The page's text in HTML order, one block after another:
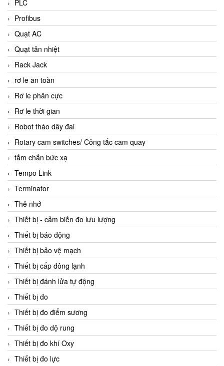
PLC
Profibus
Quạt AC
Quạt tản nhiệt
Rack Jack
rơ le an toàn
Rơ le phân cực
Rơ le thời gian
Robot tháo dây đai
Rotary cam switches/ Công tắc cam quay
tấm chắn bức xạ
Tempo Link
Terminator
Thẻ nhớ
Thiết bị - cảm biến đo lưu lượng
Thiết bị báo động
Thiết bị bảo vệ mạch
Thiết bị cấp đông lạnh
Thiết bị đánh lửa tự động
Thiết bị đo
Thiết bị đo điểm sương
Thiết bị đo dộ rung
Thiết bị đo khí Oxy
Thiết bị đo lực